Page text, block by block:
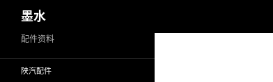
至
墨水
配件资料
陕汽配件